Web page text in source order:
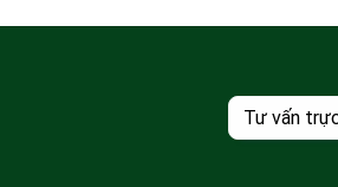
FLASH SHIP - B4060J 12338 Ferris